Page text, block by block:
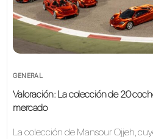
GENERAL
Valoración: La colección de 20
mercado
La colección de Mansour Ojjeh,